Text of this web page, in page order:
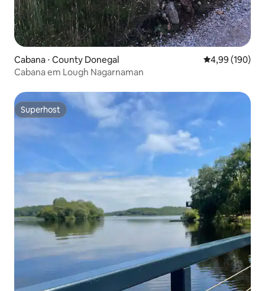
Cabana ⋅ County Donegal 4,99 de uma
4,99 (190)
Cabana em Lough Nagarnaman
Superhost
Superhost